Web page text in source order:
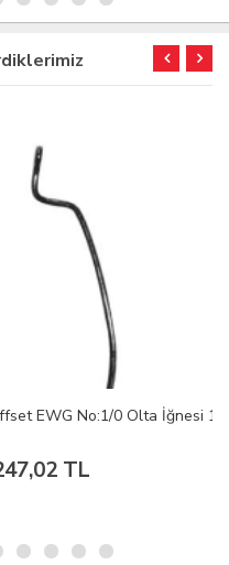
No:1/0 Olta İğnesi 1/6
TL